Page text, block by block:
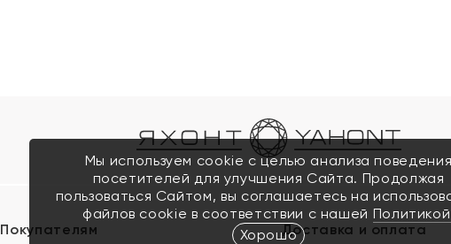
Покупателям Доставка и оплата
Мы используем cookie с целью анализа поведения
посетителей для улучшения Сайта. Продолжая
пользоваться Сайтом, вы соглашаетесь на
файлов cookie в соответствии с нашей
Хорошо